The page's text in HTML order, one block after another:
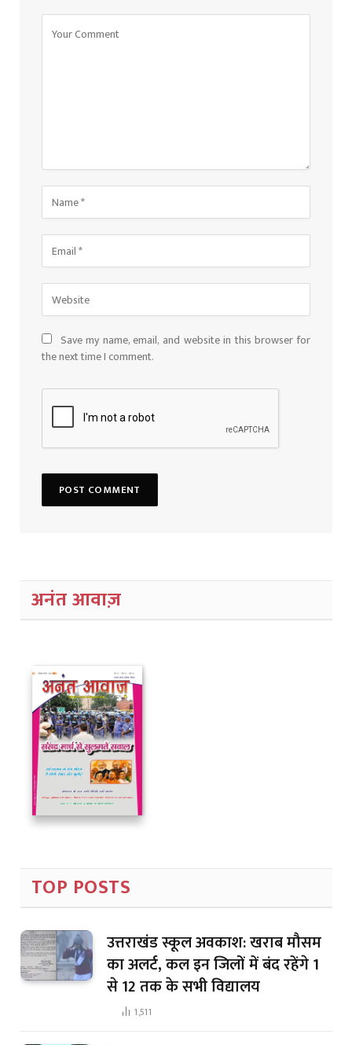
Save my name, email, and website in this browser for
the next time I comment.
अनंत आवाज़
TOP POSTS
उत्तराखंड स्कूल अवकाश: खराब मौसम
का अलर्ट, कल इन जिलों में बंद रहेंगे 1
से 12 तक के सभी विद्यालय
1,511